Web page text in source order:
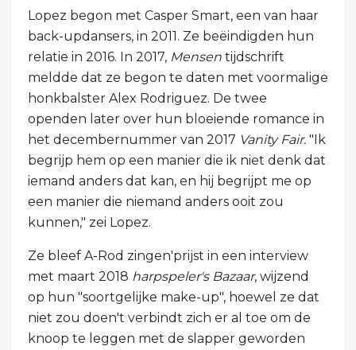
Lopez begon met Casper Smart, een van haar
back-updansers, in 2011. Ze beëindigden hun
relatie in 2016. In 2017, Mensen tijdschrift
meldde dat ze begon te daten met voormalige
honkbalster Alex Rodriguez. De twee
openden later over hun bloeiende romance in
het decembernummer van 2017 Vanity Fair. "Ik
begrijp hem op een manier die ik niet denk dat
iemand anders dat kan, en hij begrijpt me op
een manier die niemand anders ooit zou
kunnen," zei Lopez.
Ze bleef A-Rod zingen'prijst in een interview
met maart 2018 harpspeler's Bazaar, wijzend
op hun "soortgelijke make-up", hoewel ze dat
niet zou doen't verbindt zich er al toe om de
knoop te leggen met de slapper geworden